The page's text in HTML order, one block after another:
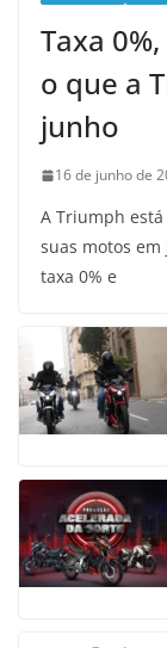
Taxa
o que a
junho
16 de junho de
A Triumph
suas motos
taxa 0% e